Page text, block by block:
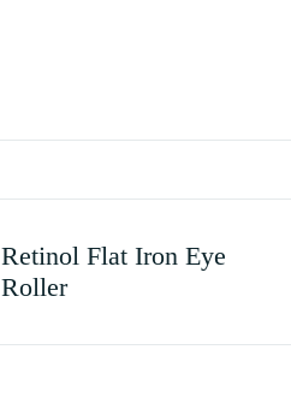
Retinol Flat Iron Eye
Roller